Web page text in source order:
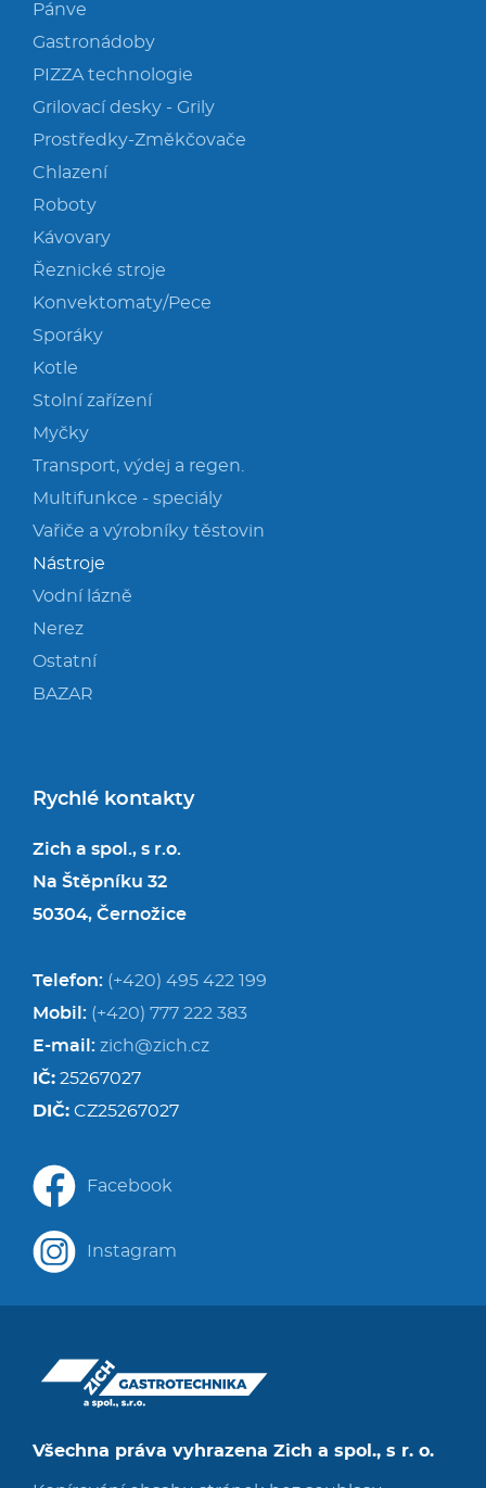
Všechna práva vyhrazena Zich a spol., s r. o.
Pánve
Gastronádoby
PIZZA technologie
Grilovací desky - Grily
Prostředky-Změkčovače
Chlazení
Roboty
Kávovary
Řeznické stroje
Konvektomaty/Pece
Sporáky
Kotle
Stolní zařízení
Myčky
Transport, výdej a regen.
Multifunkce - speciály
Vařiče a výrobníky těstovin
Nástroje
Vodní lázně
Nerez
Ostatní
BAZAR
Rychlé kontakty
Zich a spol., s r.o.
Na Štěpníku 32
50304, Černožice
Telefon: (+420) 495 422 199
Mobil: (+420) 777 222 383
E-mail: zich@zich.cz
IČ: 25267027
DIČ: CZ25267027
Facebook
Instagram